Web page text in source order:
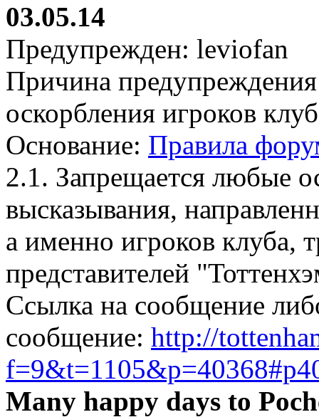
03.05.14
Предупрежден: leviofan
Причина
оскорбления игроков
Основание: Правила
2.1. Запрещается любые
высказывания,
а именно игроков клуба,
представителей
Ссылка на сообщение
сообщение: http://
Many happy days to